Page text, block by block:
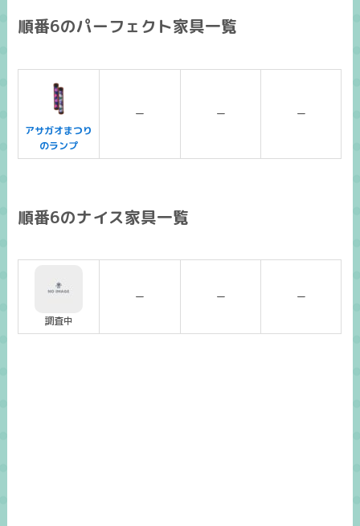
順番6のパーフェクト家具一覧
アサガオまつり
のランプ
ー ー ー
順番6のナイス家具一覧
調査中
ー ー ー